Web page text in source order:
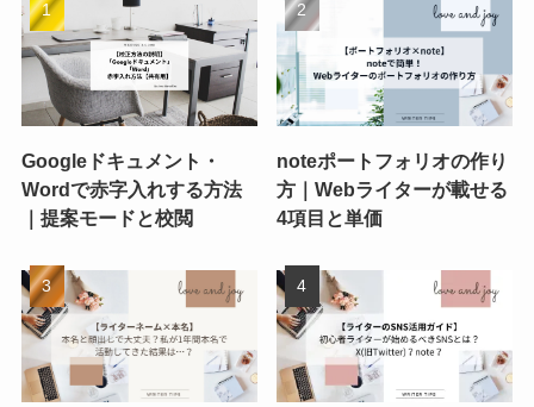
Googleドキュメント・
Wordで赤字入れする方法
｜提案モードと校閲
noteポートフォリオの作り
方｜Webライターが載せる
4項目と単価